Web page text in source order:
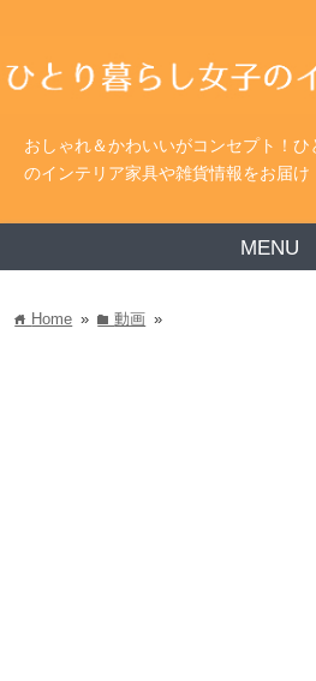
おしゃれ＆かわいいがコンセプト！
のインテリア家具や雑貨情報をお届け
MENU
home Home » folder動画 »